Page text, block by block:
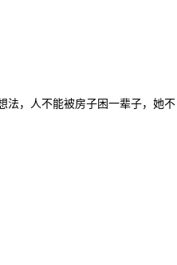
法，人不能被房子困一辈子，她不